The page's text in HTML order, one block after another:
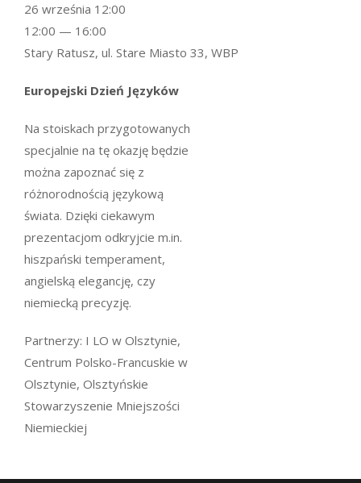
Europejski Dzień Języków
Na stoiskach przygotowanych
specjalnie na tę okazję będzie
można zapoznać się z
różnorodnością językową
świata. Dzięki ciekawym
prezentacjom odkryjcie m.in.
hiszpański temperament,
angielską elegancję, czy
niemiecką precyzję.
Partnerzy: I LO w Olsztynie,
Centrum Polsko-Francuskie w
Olsztynie, Olsztyńskie
Stowarzyszenie Mniejszości
Niemieckiej
26 września 12:00
12:00 — 16:00
Stary Ratusz, ul. Stare Miasto 33, WBP